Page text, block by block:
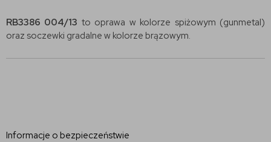
RB3386 004/13 to oprawa w kolorze spiżowym (gunmetal)
oraz soczewki gradalne w kolorze brązowym.
Informacje o bezpieczeństwie